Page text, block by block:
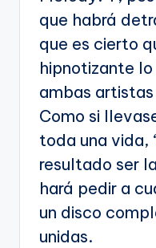
que habrá
que es cierto
hipnotizante
ambas
Como si
toda una vida, ‘
resultado ser
hará pedir a
un disco
unidas.